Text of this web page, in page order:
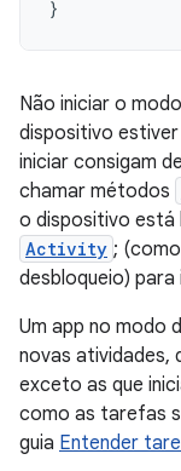
}
Não iniciar o
dispositivo
iniciar consigam
chamar métodos
o dispositivo está
Activity ; (como
desbloqueio)
Um app no modo
novas atividades,
exceto as que
como as tarefas
guia Entender